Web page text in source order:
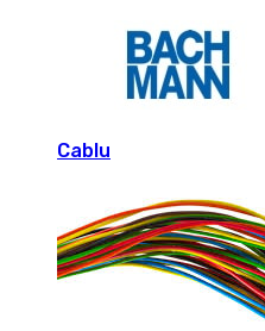
Cablu